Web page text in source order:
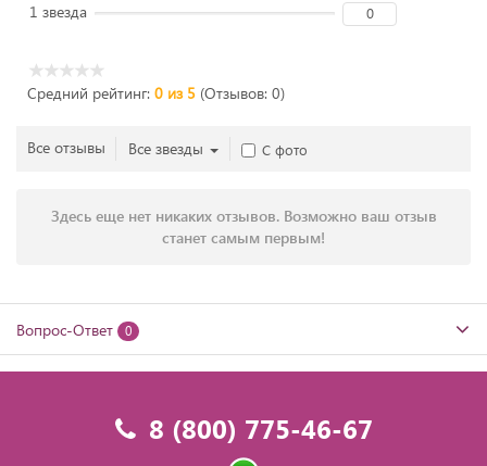
1 звезда 0
Средний рейтинг: 0 из 5 (Отзывов: 0)
Все отзывы Все звезды С фото
Здесь еще нет никаких отзывов. Возможно ваш отзыв
станет самым первым!
Вопрос-Ответ 0
8 (800) 775-46-67